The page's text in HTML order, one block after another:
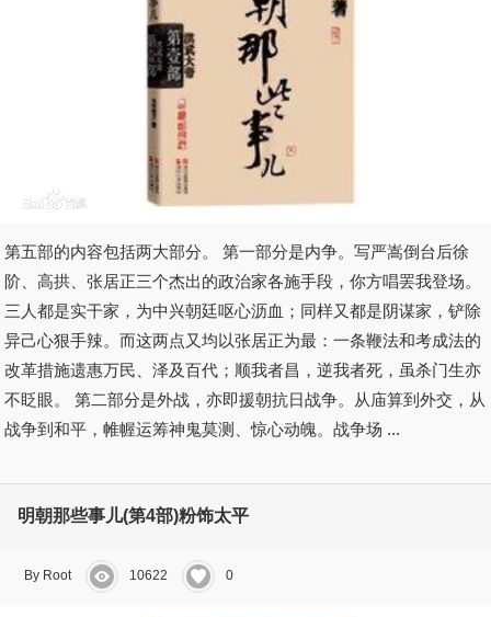
第五部的内容包括两大部分。 第一部分是内争。写严嵩倒台后徐
阶、高拱、张居正三个杰出的政治家各施手段，你方唱罢我登场。
三人都是实干家，为中兴朝廷呕心沥血；同样又都是阴谋家，铲除
异己心狠手辣。而这两点又均以张居正为最：一条鞭法和考成法的
改革措施遗惠万民、泽及百代；顺我者昌，逆我者死，虽杀门生亦
不眨眼。 第二部分是外战，亦即援朝抗日战争。从庙算到外交，从
战争到和平，帷幄运筹神鬼莫测、惊心动魄。战争场 ...
明朝那些事儿(第4部)粉饰太平
By Root 10622 0